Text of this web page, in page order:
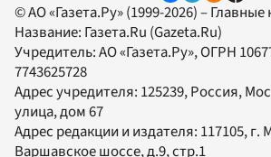
© АО «Газета.Ру» (1999-2026) –
Название: Газета.Ru (Gazeta.Ru)
Учредитель:АО «Газета.Ру», ОГРН
7743625728
Адрес учредителя: 125239, Россия,
улица, дом 67
Адрес редакции и издателя: 117105, г.
Варшавское шоссе, д.9, стр.1